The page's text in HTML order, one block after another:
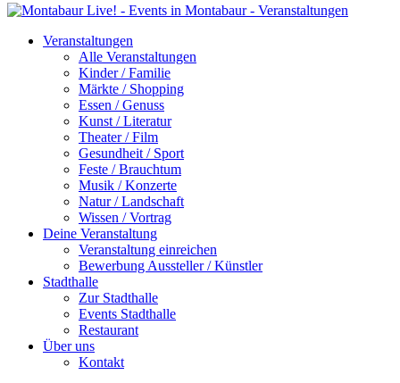
Veranstaltungen
Alle Veranstaltungen
Kinder / Familie
Märkte / Shopping
Essen / Genuss
Kunst / Literatur
Theater / Film
Gesundheit / Sport
Feste / Brauchtum
Musik / Konzerte
Natur / Landschaft
Wissen / Vortrag
Deine Veranstaltung
Veranstaltung einreichen
Bewerbung Aussteller / Künstler
Stadthalle
Zur Stadthalle
Events Stadthalle
Restaurant
Über uns
Kontakt